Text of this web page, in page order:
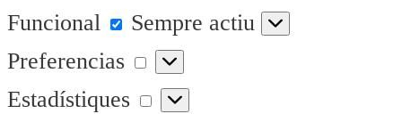
Funcional
Funcional
Sempre actiu
Preferencias
Preferencias
Estadístiques
Estadístiques